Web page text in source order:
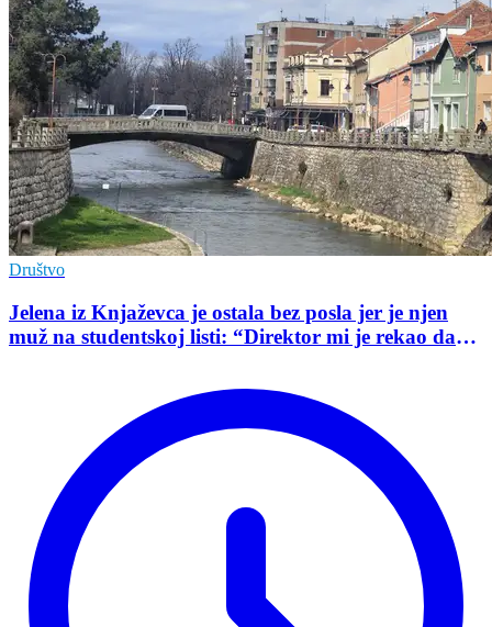
Društvo
Jelena iz Knjaževca je ostala bez posla jer je njen
muž na studentskoj listi: “Direktor mi je rekao da